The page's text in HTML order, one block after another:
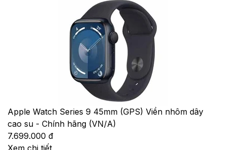
Apple Watch Series 9 45mm (GPS) Viền nhôm dây
cao su - Chính hãng (VN/A)
7.699.000 đ
Xem chi tiết